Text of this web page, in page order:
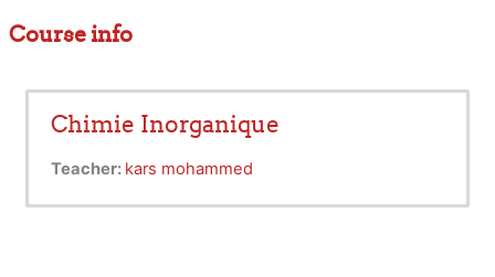
Course info
Chimie Inorganique
Teacher: kars mohammed